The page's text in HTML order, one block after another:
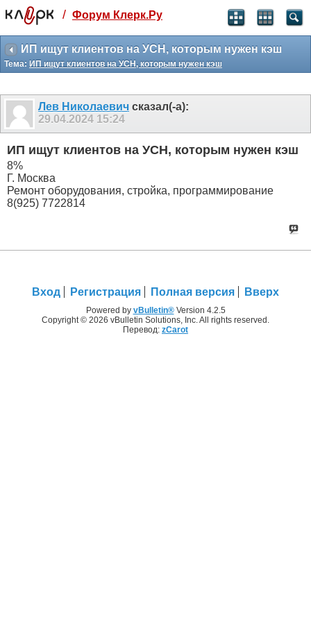
Святые угодники, Клерк без рекламы
прекрасен:)
месяц
3 месяца
259
₽
-10%
499 ₽
-15%
Отмена Оплатить
/ Форум Клерк.Ру
ИП ищут клиентов на УСН, которым нужен кэш
Тема: ИП ищут клиентов на УСН, которым нужен кэш
Лев Николаевич сказал(-а):
29.04.2024 15:24
ИП ищут клиентов на УСН, которым нужен кэш
8%
Г. Москва
Ремонт оборудования, стройка, программирование
8(925) 7722814
Вход Регистрация Полная версия Вверх
Powered by vBulletin®Version 4.2.5
Copyright © 2026 vBulletin Solutions, Inc. All rights reserved.
Перевод: zCarot